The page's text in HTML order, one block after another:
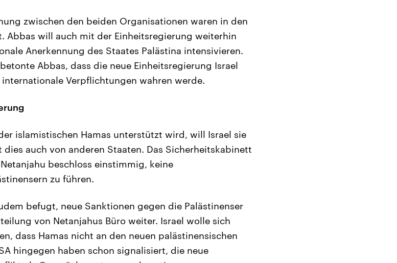
zwischen den beiden Organisationen waren in den
Abbas will auch mit der Einheitsregierung weiterhin
Anerkennung des Staates Palästina intensivieren.
Abbas, dass die neue Einheitsregierung Israel
Verpflichtungen wahren werde.
islamistischen Hamas unterstützt wird, will Israel sie
auch von anderen Staaten. Das Sicherheitskabinett
beschloss einstimmig, keine
zu führen.
befugt, neue Sanktionen gegen die Palästinenser
von Netanjahus Büro weiter. Israel wolle sich
dass Hamas nicht an den neuen palästinensischen
hingegen haben schon signalisiert, die neue